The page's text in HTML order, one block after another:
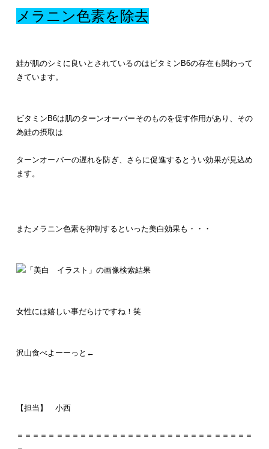
メラニン色素を除去
鮭が肌のシミに良いとされているのはビタミンB6の存在も関わって
きています。
ビタミンB6は肌のターンオーバーそのものを促す作用があり、その
為鮭の摂取は
ターンオーバーの遅れを防ぎ、さらに促進するとうい効果が見込め
ます。
またメラニン色素を抑制するといった美白効果も・・・
女性には嬉しい事だらけですね！笑
沢山食べよーーっと←
【担当】 小西
＝＝＝＝＝＝＝＝＝＝＝＝＝＝＝＝＝＝＝＝＝＝＝＝＝＝＝＝＝＝